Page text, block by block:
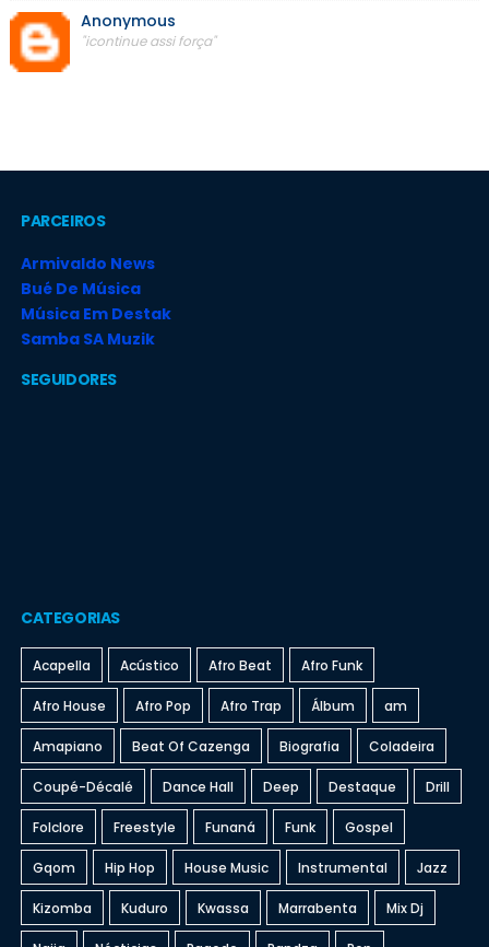
Anonymous
"icontinue assi força"
PARCEIROS
Armivaldo News
Bué De Música
Música Em Destak
Samba SA Muzik
SEGUIDORES
CATEGORIAS
Acapella Acústico Afro Beat Afro Funk
Afro House Afro Pop Afro Trap Álbum am
Amapiano Beat Of Cazenga Biografia Coladeira
Coupé-Décalé Dance Hall Deep Destaque Drill
Folclore Freestyle Funaná Funk Gospel
Gqom Hip Hop House Music Instrumental Jazz
Kizomba Kuduro Kwassa Marrabenta Mix Dj